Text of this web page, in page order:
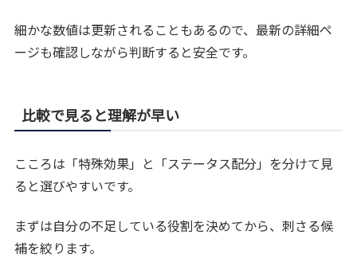
細かな数値は更新されることもあるので、最新の詳細ペ
ージも確認しながら判断すると安全です。
比較で見ると理解が早い
こころは「特殊効果」と「ステータス配分」を分けて見
ると選びやすいです。
まずは自分の不足している役割を決めてから、刺さる候
補を絞ります。